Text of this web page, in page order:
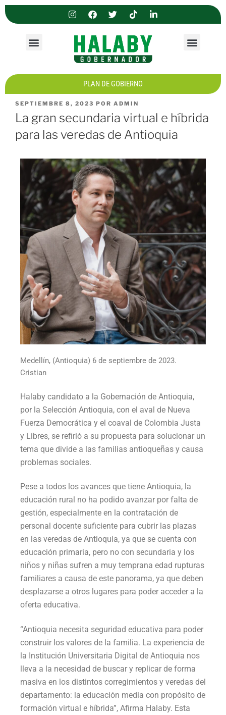
PLAN DE GOBIERNO
SEPTIEMBRE 8, 2023 POR ADMIN
La gran secundaria virtual e híbrida
para las veredas de Antioquia
Medellín, (Antioquia) 6 de septiembre de 2023.
Cristian
Halaby candidato a la Gobernación de Antioquia,
por la Selección Antioquia, con el aval de Nueva
Fuerza Democrática y el coaval de Colombia Justa
y Libres, se refirió a su propuesta para solucionar un
tema que divide a las familias antioqueñas y causa
problemas sociales.
Pese a todos los avances que tiene Antioquia, la
educación rural no ha podido avanzar por falta de
gestión, especialmente en la contratación de
personal docente suficiente para cubrir las plazas
en las veredas de Antioquia, ya que se cuenta con
educación primaria, pero no con secundaria y los
niños y niñas sufren a muy temprana edad rupturas
familiares a causa de este panorama, ya que deben
desplazarse a otros lugares para poder acceder a la
oferta educativa.
“Antioquia necesita seguridad educativa para poder
construir los valores de la familia. La experiencia de
la Institución Universitaria Digital de Antioquia nos
lleva a la necesidad de buscar y replicar de forma
masiva en los distintos corregimientos y veredas del
departamento: la educación media con propósito de
formación virtual e híbrida”, Afirma Halaby. Esta